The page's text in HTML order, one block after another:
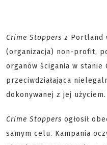
Crime Stoppers z Portland
(organizacja) non-profit,
organów ścigania w stanie
przeciwdziałająca
dokonywanej z jej użyciem.
Crime Stoppers ogłosił
samym celu. Kampania